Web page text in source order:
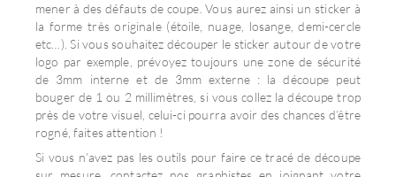
mener à des défauts de coupe. Vous aurez ainsi un sticker à
la forme très originale (étoile, nuage, losange, demi-cercle
etc…). Si vous souhaitez découper le sticker autour de votre
logo par exemple, prévoyez toujours une zone de sécurité
de 3mm interne et de 3mm externe : la découpe peut
bouger de 1 ou 2 millimètres, si vous collez la découpe trop
près de votre visuel, celui-ci pourra avoir des chances d’être
rogné, faites attention !
Si vous n’avez pas les outils pour faire ce tracé de découpe